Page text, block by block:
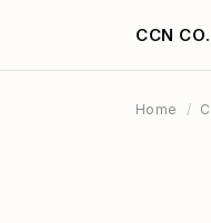
CCN
Home /